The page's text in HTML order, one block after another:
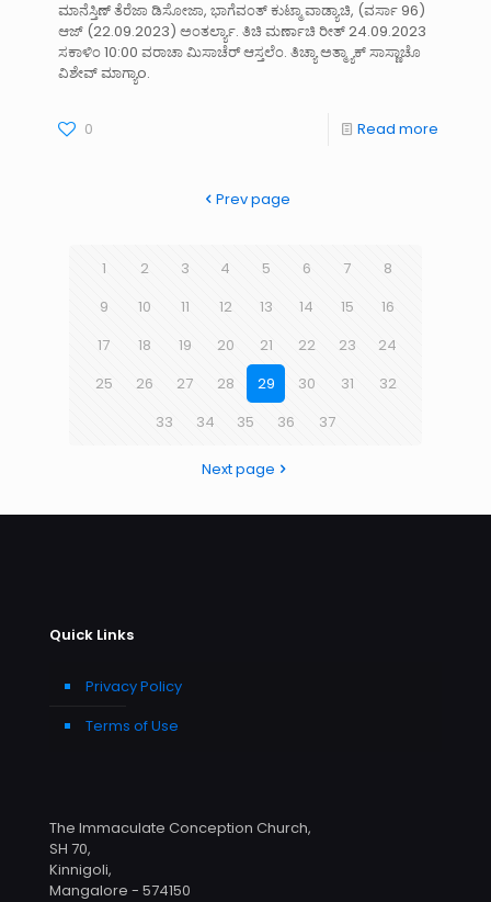
ಮಾನೆಸ್ತಿಣ್ ತೆರೆಜಾ ಡಿಸೋಜಾ, ಭಾಗೆವಂತ್ ಕುಟ್ಮಾ ವಾಡ್ಯಾಚಿ, (ವರ್ಸಾ 96)
ಆಜ್ (22.09.2023) ಅಂತರ್ಲ್ಯಾ. ತಿಚಿ ಮರ್ಣಾಚಿ ರೀತ್ 24.09.2023
ಸಕಾಳಿಂ 10:00 ವರಾಚಾ ಮಿಸಾಚೆರ್ ಆಸ್ತಲೆಂ. ತಿಚ್ಯಾ ಅತ್ಮ್ಯಾಕ್ ಸಾಸ್ಣಾಚೊ
ವಿಶೇವ್ ಮಾಗ್ಯಾo.
0 Read more
Prev page
1 2 3 4 5 6 7
8
9
10 11 12 13 14 15
16
17
18 19 20 21 22 23
24
25
26 27 28 29 30 31
32
33
34 35 36 37
Next page
Quick Links
Privacy Policy
Terms of Use
The Immaculate Conception Church,
SH 70,
Kinnigoli,
Mangalore - 574150